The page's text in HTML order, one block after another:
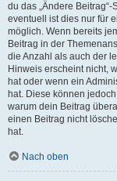
du das „Ändere
eventuell ist dies nur für
möglich. Wenn bereits
Beitrag in der
die Anzahl als auch der
Hinweis erscheint nicht,
hat oder wenn ein
hat. Diese können
warum dein Beitrag
einen Beitrag nicht
hat.
Nach oben